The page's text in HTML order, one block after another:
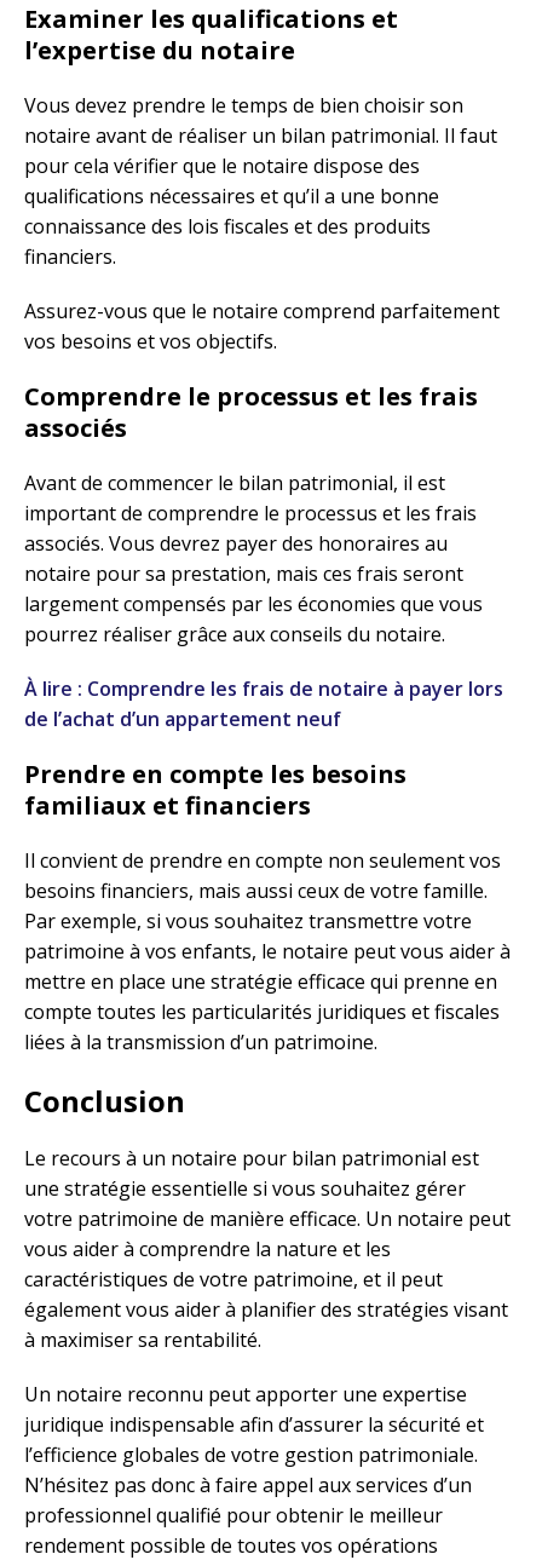
Examiner les qualifications et
l’expertise du notaire
Vous devez prendre le temps de bien choisir son
notaire avant de réaliser un bilan patrimonial. Il faut
pour cela vérifier que le notaire dispose des
qualifications nécessaires et qu’il a une bonne
connaissance des lois fiscales et des produits
financiers.
Assurez-vous que le notaire comprend parfaitement
vos besoins et vos objectifs.
Comprendre le processus et les frais
associés
Avant de commencer le bilan patrimonial, il est
important de comprendre le processus et les frais
associés. Vous devrez payer des honoraires au
notaire pour sa prestation, mais ces frais seront
largement compensés par les économies que vous
pourrez réaliser grâce aux conseils du notaire.
À lire : Comprendre les frais de notaire à payer lors
de l’achat d’un appartement neuf
Prendre en compte les besoins
familiaux et financiers
Il convient de prendre en compte non seulement vos
besoins financiers, mais aussi ceux de votre famille.
Par exemple, si vous souhaitez transmettre votre
patrimoine à vos enfants, le notaire peut vous aider à
mettre en place une stratégie efficace qui prenne en
compte toutes les particularités juridiques et fiscales
liées à la transmission d’un patrimoine.
Conclusion
Le recours à un notaire pour bilan patrimonial est
une stratégie essentielle si vous souhaitez gérer
votre patrimoine de manière efficace. Un notaire peut
vous aider à comprendre la nature et les
caractéristiques de votre patrimoine, et il peut
également vous aider à planifier des stratégies visant
à maximiser sa rentabilité.
Un notaire reconnu peut apporter une expertise
juridique indispensable afin d’assurer la sécurité et
l’efficience globales de votre gestion patrimoniale.
N’hésitez pas donc à faire appel aux services d’un
professionnel qualifié pour obtenir le meilleur
rendement possible de toutes vos opérations